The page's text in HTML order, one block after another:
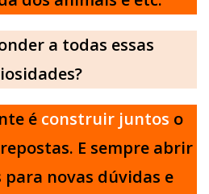
a todas essas
é construir juntos o
E sempre abrir
novas dúvidas e